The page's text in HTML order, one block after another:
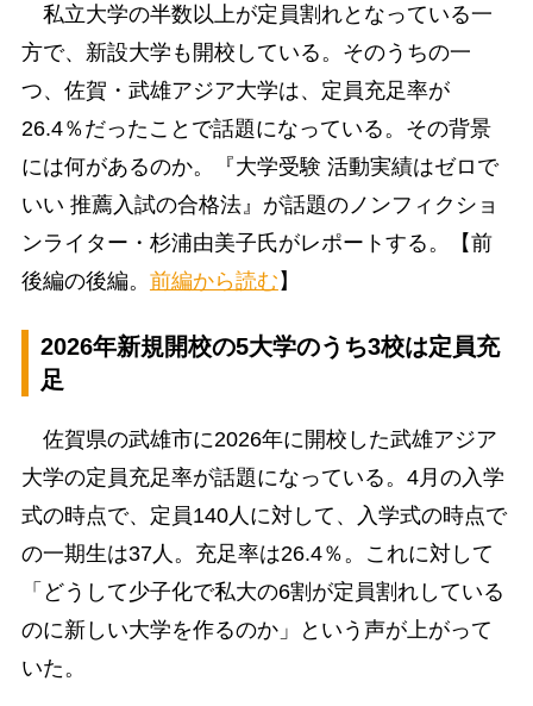
私立大学の半数以上が定員割れとなっている一
方で、新設大学も開校している。そのうちの一
つ、佐賀・武雄アジア大学は、定員充足率が
26.4％だったことで話題になっている。その背景
には何があるのか。『大学受験 活動実績はゼロで
いい 推薦入試の合格法』が話題のノンフィクショ
ンライター・杉浦由美子氏がレポートする。【前
後編の後編。 前編から読む 】
2026年新規開校の5大学のうち3校は定員充
足
佐賀県の武雄市に2026年に開校した武雄アジア
大学の定員充足率が話題になっている。4月の入学
式の時点で、定員140人に対して、入学式の時点で
の一期生は37人。充足率は26.4％。これに対して
「どうして少子化で私大の6割が定員割れしている
のに新しい大学を作るのか」という声が上がって
いた。